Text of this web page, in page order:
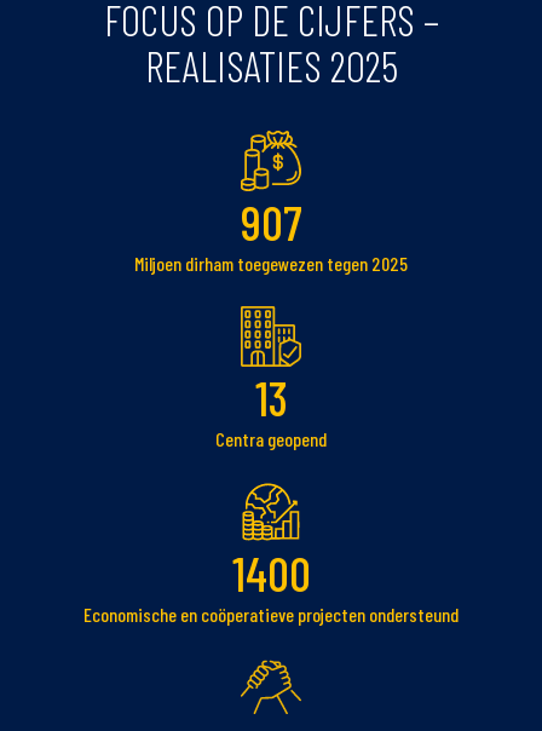
FOCUS OP DE CIJFERS –
REALISATIES 2025
907
Miljoen dirham toegewezen tegen 2025
13
Centra geopend
1400
Economische en coöperatieve projecten ondersteund